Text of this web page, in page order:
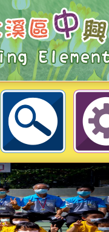
製作「防災
》，請參考